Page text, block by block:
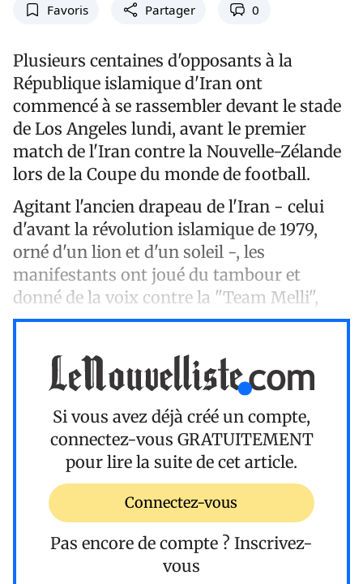
Favoris Partager 0
Plusieurs centaines d'opposants à la
République islamique d'Iran ont
commencé à se rassembler devant le stade
de Los Angeles lundi, avant le premier
match de l'Iran contre la Nouvelle-Zélande
lors de la Coupe du monde de football.
Agitant l'ancien drapeau de l'Iran - celui
d'avant la révolution islamique de 1979,
orné d'un lion et d'un soleil -, les
manifestants ont joué du tambour et
donné de la voix contre la "Team Melli",
Si vous avez déjà créé un compte,
connectez-vous GRATUITEMENT
pour lire la suite de cet article.
Connectez-vous
Pas encore de compte ? Inscrivez-
vous